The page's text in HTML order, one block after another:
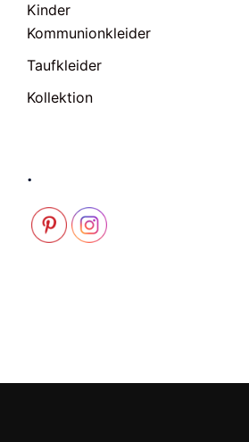
Kinder
Kommunionkleider
Taufkleider
Kollektion
.